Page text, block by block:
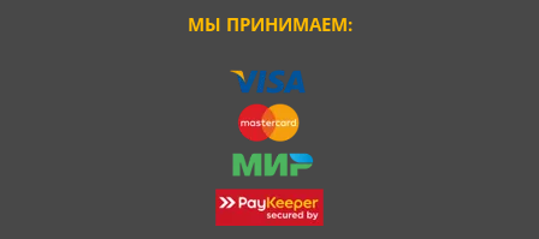
МЫ ПРИНИМАЕМ: